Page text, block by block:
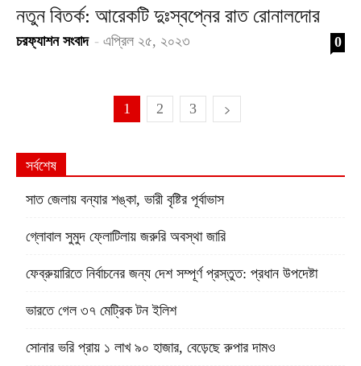
নতুন বিতর্ক: আরেকটি দুঃস্বপ্নের রাত রোনালদোর
চরফ্যাশন সংবাদ - এপ্রিল ২৫, ২০২৩ 0
1 2 3
সর্বশেষ
সাত জেলায় বন্যার শঙ্কা, ভারী বৃষ্টির পূর্বাভাস
গ্লোবাল সুমুদ ফ্লোটিলায় জরুরি অবস্থা জারি
ফেব্রুয়ারিতে নির্বাচনের জন্য দেশ সম্পূর্ণ প্রস্তুত: প্রধান উপদেষ্টা
ভারতে গেল ৩৭ মেট্রিক টন ইলিশ
সোনার ভরি প্রায় ১ লাখ ৯০ হাজার, বেড়েছে রুপার দামও